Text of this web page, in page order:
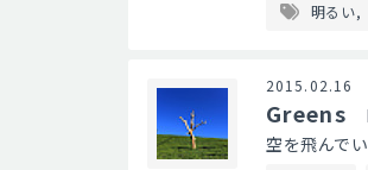
明るい
2015.02.16
Greens
空を飛んで